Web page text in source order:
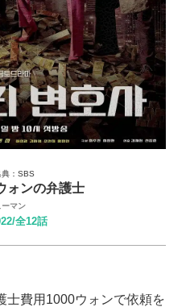
典：SBS
ォンの弁護士
ーマン
全12話
士費用1000ウォンで依頼を